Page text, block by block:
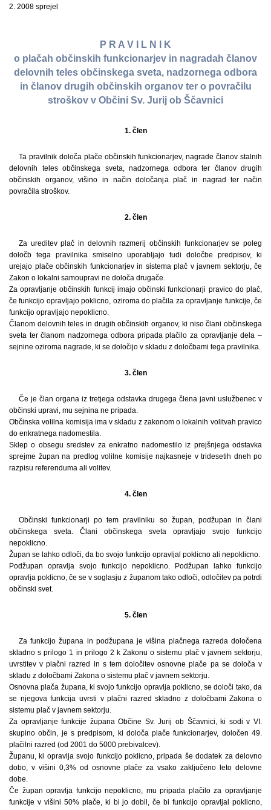
2. 2008 sprejel
P R A V I L N I K
o plačah občinskih funkcionarjev in nagradah članov
delovnih teles občinskega sveta, nadzornega odbora
in članov drugih občinskih organov ter o povračilu
stroškov v Občini Sv. Jurij ob Ščavnici
1. člen
Ta pravilnik določa plače občinskih funkcionarjev, nagrade članov stalnih
delovnih teles občinskega sveta, nadzornega odbora ter članov drugih
občinskih organov, višino in način določanja plač in nagrad ter način
povračila stroškov.
2. člen
Za ureditev plač in delovnih razmerij občinskih funkcionarjev se poleg
določb tega pravilnika smiselno uporabljajo tudi določbe predpisov, ki
urejajo plače občinskih funkcionarjev in sistema plač v javnem sektorju, če
Zakon o lokalni samoupravi ne določa drugače.
Za opravljanje občinskih funkcij imajo občinski funkcionarji pravico do plač,
če funkcijo opravljajo poklicno, oziroma do plačila za opravljanje funkcije, če
funkcijo opravljajo nepoklicno.
Članom delovnih teles in drugih občinskih organov, ki niso člani občinskega
sveta ter članom nadzornega odbora pripada plačilo za opravljanje dela –
sejnine oziroma nagrade, ki se določijo v skladu z določbami tega pravilnika.
3. člen
Če je član organa iz tretjega odstavka drugega člena javni uslužbenec v
občinski upravi, mu sejnina ne pripada.
Občinska volilna komisija ima v skladu z zakonom o lokalnih volitvah pravico
do enkratnega nadomestila.
Sklep o obsegu sredstev za enkratno nadomestilo iz prejšnjega odstavka
sprejme župan na predlog volilne komisije najkasneje v tridesetih dneh po
razpisu referenduma ali volitev.
4. člen
Občinski funkcionarji po tem pravilniku so župan, podžupan in člani
občinskega sveta. Člani občinskega sveta opravljajo svojo funkcijo
nepoklicno.
Župan se lahko odloči, da bo svojo funkcijo opravljal poklicno ali nepoklicno.
Podžupan opravlja svojo funkcijo nepoklicno. Podžupan lahko funkcijo
opravlja poklicno, če se v soglasju z županom tako odloči, odločitev pa potrdi
občinski svet.
5. člen
Za funkcijo župana in podžupana je višina plačnega razreda določena
skladno s prilogo 1 in prilogo 2 k Zakonu o sistemu plač v javnem sektorju,
uvrstitev v plačni razred in s tem določitev osnovne plače pa se določa v
skladu z določbami Zakona o sistemu plač v javnem sektorju.
Osnovna plača župana, ki svojo funkcijo opravlja poklicno, se določi tako, da
se njegova funkcija uvrsti v plačni razred skladno z določbami Zakona o
sistemu plač v javnem sektorju.
Za opravljanje funkcije župana Občine Sv. Jurij ob Ščavnici, ki sodi v VI.
skupino občin, je s predpisom, ki določa plače funkcionarjev, določen 49.
plačilni razred (od 2001 do 5000 prebivalcev).
Županu, ki opravlja svojo funkcijo poklicno, pripada še dodatek za delovno
dobo, v višini 0,3% od osnovne plače za vsako zaključeno leto delovne
dobe.
Če župan opravlja funkcijo nepoklicno, mu pripada plačilo za opravljanje
funkcije v višini 50% plače, ki bi jo dobil, če bi funkcijo opravljal poklicno,